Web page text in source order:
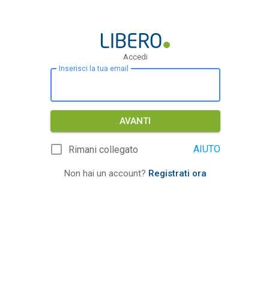
Accedi
Inserisci la tua email
AVANTI
Rimani collegato AIUTO
Non hai un account? Registrati ora